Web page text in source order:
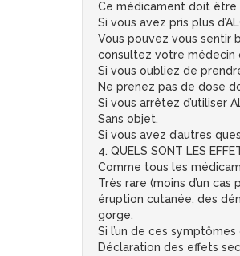
Ce médicament doit être
Si vous avez pris plus
Vous pouvez vous sentir
consultez votre médecin
Si vous oubliez de
Ne prenez pas de dose
Si vous arrêtez d’utiliser
Sans objet.
Si vous avez d’autres
4. QUELS SONT LES
Comme tous les
Très rare (moins d’un
éruption cutanée, des
gorge.
Si l’un de ces
Déclaration des effets